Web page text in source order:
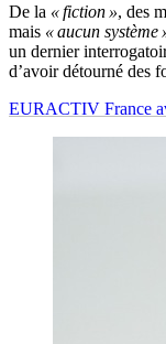
De la « fiction », des
mais « aucun système
un dernier
d’avoir détourné des
EURACTIV France